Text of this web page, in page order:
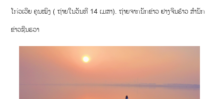
ໂກ່ວເວີຍ ຄຸນໝິງ ( ຖ່າຍໃນວັນທີ 14 ເມສາ). ຖ່າຍຈາກນັກຂ່າວ ຢາງຈິນຮ້າວ ສຳນັກ
ຂ່າວຊີນຮວາ